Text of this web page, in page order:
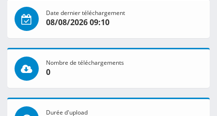
Date dernier téléchargement
08/08/2026 09:10
Nombre de téléchargements
0
Durée d'upload